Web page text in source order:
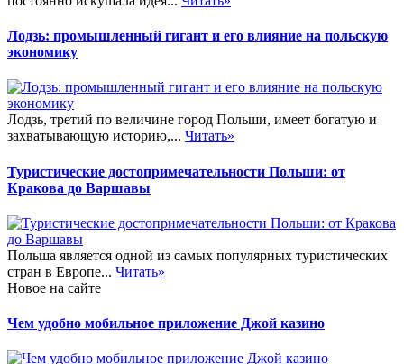
Лодзь: промышленный гигант и его влияние на польскую
экономику
Лодзь, третий по величине город Польши, имеет богатую и
захватывающую историю,... Читать»
Туристические достопримечательности Польши: от
Кракова до Варшавы
Польша является одной из самых популярных туристических
стран в Европе... Читать»
Новое на сайте
Чем удобно мобильное приложение Джой казино